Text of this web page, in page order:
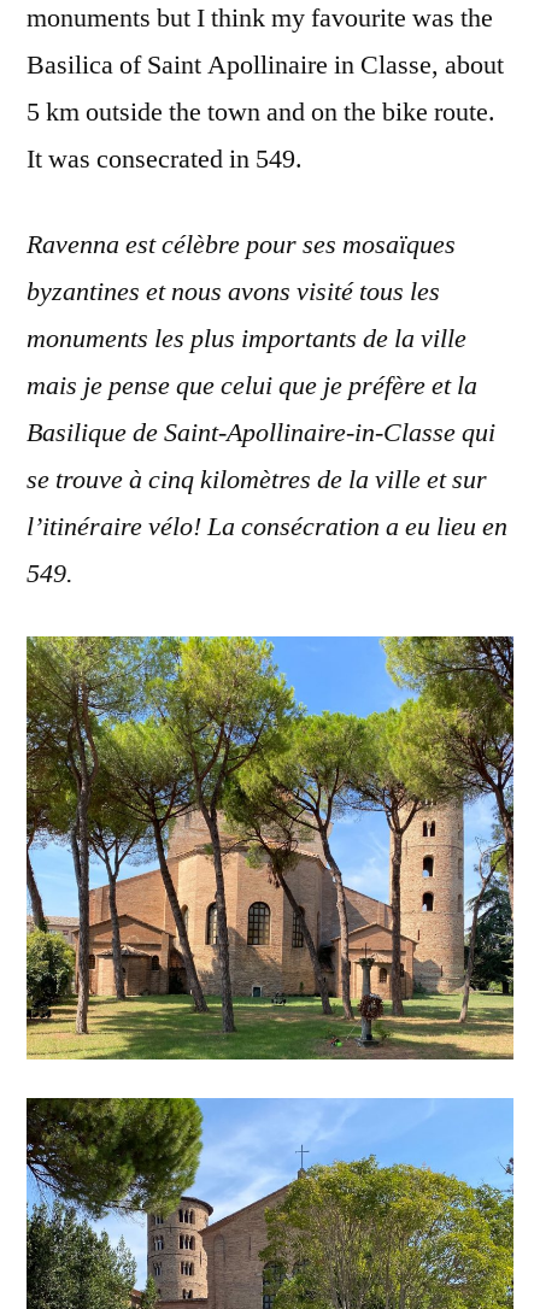
monuments but I think my favourite was the
Basilica of Saint Apollinaire in Classe, about
5 km outside the town and on the bike route.
It was consecrated in 549.
Ravenna est célèbre pour ses mosaïques
byzantines et nous avons visité tous les
monuments les plus importants de la ville
mais je pense que celui que je préfère et la
Basilique de Saint-Apollinaire-in-Classe qui
se trouve à cinq kilomètres de la ville et sur
l’itinéraire vélo! La consécration a eu lieu en
549.